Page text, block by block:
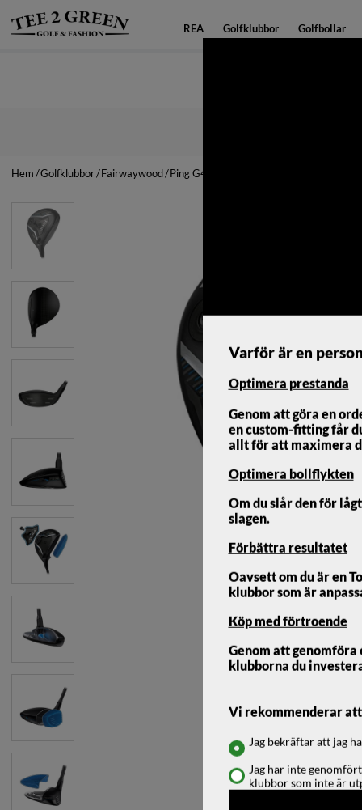
REA Golfklubbor Golfbollar
Hem Golfklubbor Fairwaywood Ping G440 LST Fairway Custom
Ping G440 LST Fairway
Varför är en
Optimera prestanda
Genom att göra en
en custom-fitting får
allt för att maximera
Optimera bollflykten
Om du slår den för
slagen.
Förbättra resultatet
Oavsett om du är en
klubbor som är
Köp med förtroende
Genom att
klubborna du
Vi rekommenderar
Jag bekräftar att jag
Jag har inte
klubbor som inte är